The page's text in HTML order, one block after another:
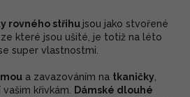
rovného střihu jsou jako stvořené
, ze které jsou ušité, je totiž na léto
super vlastnostmi.
a zavazováním na tkaničky
křivkám.
Dámské dlouhé